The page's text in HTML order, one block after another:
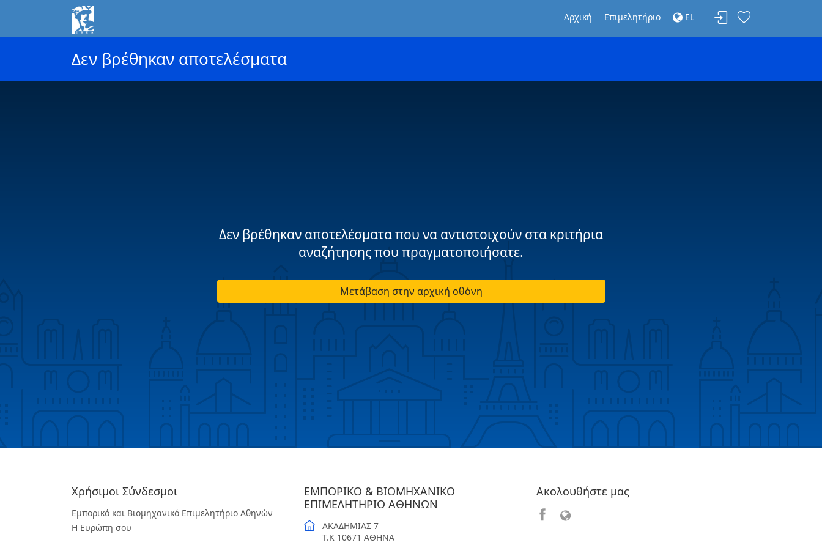
Αρχική Επιμελητήριο EL
Δεν βρέθηκαν αποτελέσματα
Δεν βρέθηκαν αποτελέσματα που να αντιστοιχούν στα κριτήρια
αναζήτησης που πραγματοποιήσατε.
Μετάβαση στην αρχική οθόνη
Χρήσιμοι Σύνδεσμοι
Εμπορικό και Βιομηχανικό Επιμελητήριο Αθηνών
Η Ευρώπη σου
ΕΜΠΟΡΙΚΟ & ΒΙΟΜΗΧΑΝΙΚΟ
ΕΠΙΜΕΛΗΤΗΡΙΟ ΑΘΗΝΩΝ
ΑΚΑΔΗΜΙΑΣ 7
T.K 10671 ΑΘΗΝΑ
Ακολουθήστε μας